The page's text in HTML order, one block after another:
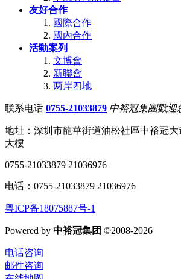
友好合作
國際合作
國內合作
活動案列
文博會
新聯會
两岸四地
联系电话 0755-21033879 中裕冠集團歡迎
地址：深圳市龍華街道油松社區中裕冠
大樓
0755-21033879 21036976
电话：0755-21033879 21036976
粤ICP备18075887号-1
Powered by 中裕冠集团 ©2008-2026
电话咨询
邮件咨询